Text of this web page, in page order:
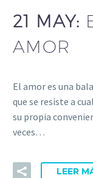
21 MAY:
AMOR
El amor es una
que se resiste a
su propia
veces…
LEER